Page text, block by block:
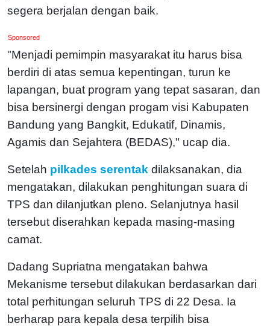
segera berjalan dengan baik.
Sponsored
"Menjadi pemimpin masyarakat itu harus bisa
berdiri di atas semua kepentingan, turun ke
lapangan, buat program yang tepat sasaran, dan
bisa bersinergi dengan progam visi Kabupaten
Bandung yang Bangkit, Edukatif, Dinamis,
Agamis dan Sejahtera (BEDAS)," ucap dia.
Setelah pilkades serentak dilaksanakan, dia
mengatakan, dilakukan penghitungan suara di
TPS dan dilanjutkan pleno. Selanjutnya hasil
tersebut diserahkan kepada masing-masing
camat.
Dadang Supriatna mengatakan bahwa
Mekanisme tersebut dilakukan berdasarkan dari
total perhitungan seluruh TPS di 22 Desa. Ia
berharap para kepala desa terpilih bisa